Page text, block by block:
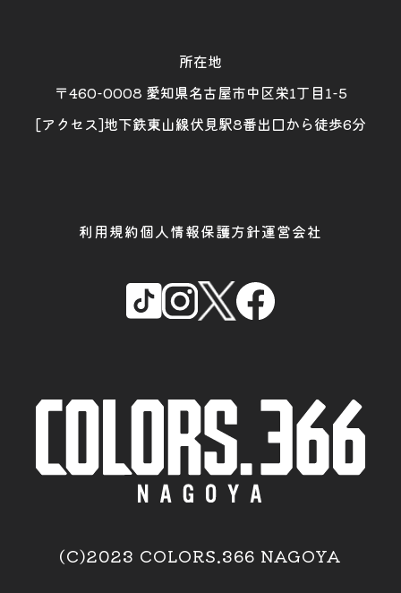
所在地
〒460-0008 愛知県名古屋市中区栄1丁目1-5
[アクセス]地下鉄東山線伏見駅8番出口から徒歩6分
利用規約個人情報保護方針運営会社
(C)2023 COLORS.366 NAGOYA